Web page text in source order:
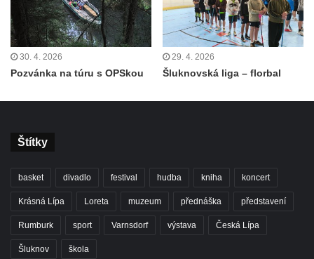
30. 4. 2026
Pozvánka na túru s OPSkou
29. 4. 2026
Šluknovská liga – florbal
Štítky
basket divadlo festival hudba kniha koncert
Krásná Lípa Loreta muzeum přednáška představení
Rumburk sport Varnsdorf výstava Česká Lípa
Šluknov škola